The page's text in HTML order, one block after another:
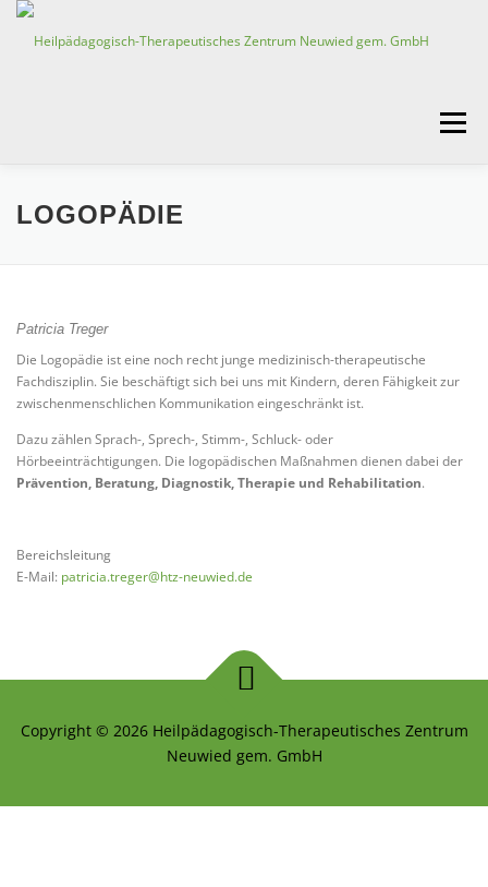
Zum
Menü
HOME
SOZIALPÄDIATRISCHES ZENTRUM
KINDERTAGESSTÄTTEN
LOGOPÄDIE
Patricia Treger
Die Logopädie ist eine noch recht junge medizinisch-therapeutische
Fachdisziplin. Sie beschäftigt sich bei uns mit Kindern, deren Fähigkeit zur
zwischenmenschlichen Kommunikation eingeschränkt ist.
Dazu zählen Sprach-, Sprech-, Stimm-, Schluck- oder
Hörbeeinträchtigungen. Die logopädischen Maßnahmen dienen dabei der
Prävention, Beratung, Diagnostik, Therapie und Rehabilitation.
Bereichsleitung
E-Mail: patricia.treger@htz-neuwied.de
Copyright © 2026 Heilpädagogisch-Therapeutisches Zentrum
Neuwied gem. GmbH